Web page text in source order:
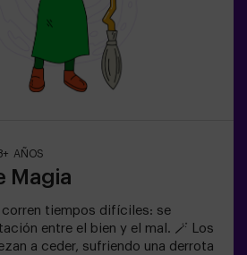
AÑOS
Magia
corren tiempos difíciles: se
entre el bien y el mal. 🪄 Los
a ceder, sufriendo una derrota